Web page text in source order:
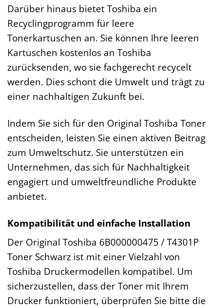
Darüber hinaus bietet Toshiba ein
Recyclingprogramm für leere
Tonerkartuschen an. Sie können Ihre leeren
Kartuschen kostenlos an Toshiba
zurücksenden, wo sie fachgerecht recycelt
werden. Dies schont die Umwelt und trägt zu
einer nachhaltigen Zukunft bei.
Indem Sie sich für den Original Toshiba Toner
entscheiden, leisten Sie einen aktiven Beitrag
zum Umweltschutz. Sie unterstützen ein
Unternehmen, das sich für Nachhaltigkeit
engagiert und umweltfreundliche Produkte
anbietet.
Kompatibilität und einfache Installation
Der Original Toshiba 6B000000475 / T4301P
Toner Schwarz ist mit einer Vielzahl von
Toshiba Druckermodellen kompatibel. Um
sicherzustellen, dass der Toner mit Ihrem
Drucker funktioniert, überprüfen Sie bitte die